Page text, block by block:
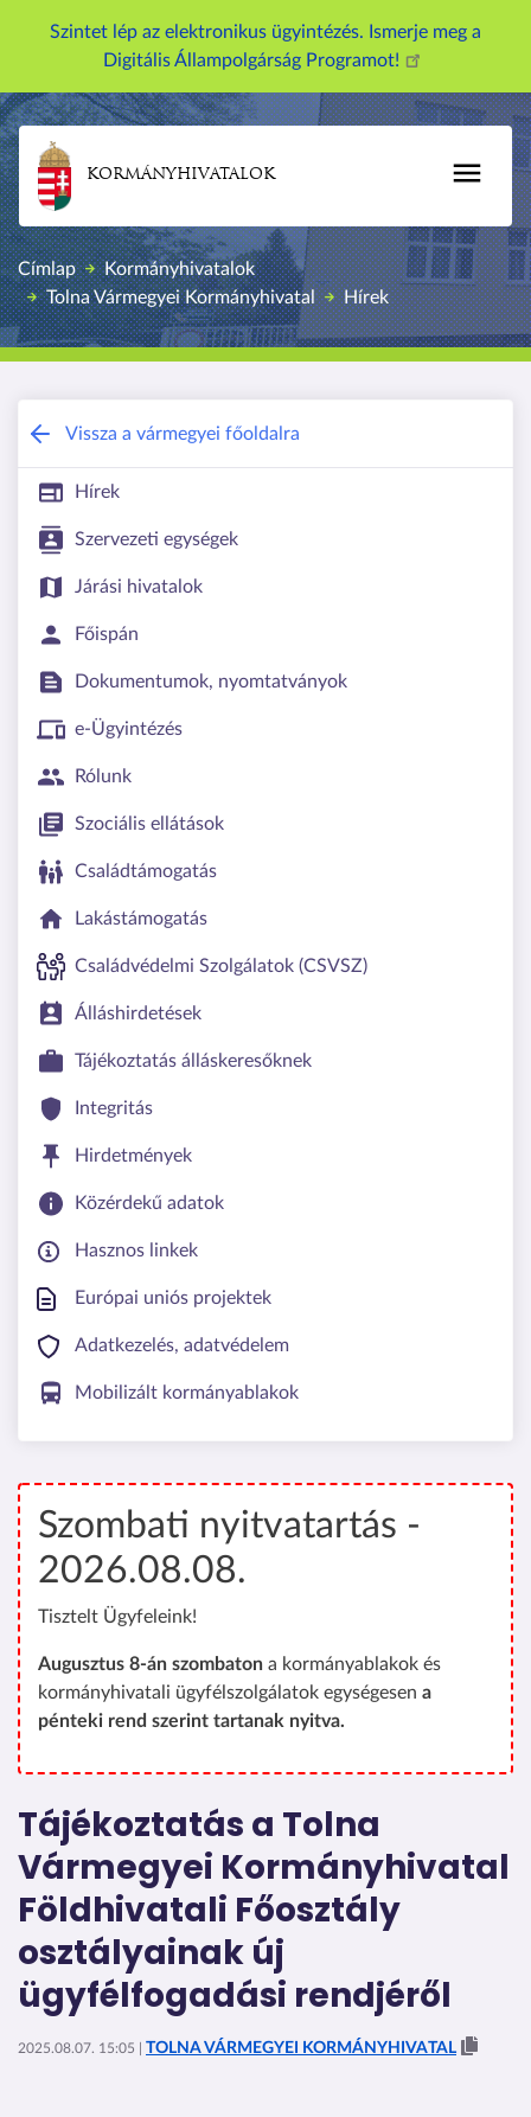
á
a
a
r
t
a
l
m
r
Szintet lép az elektronikus ügyintézés. Ismerje meg a
Digitális Állampolgárság Programot!
KORMÁNYHIVATALOK
Címlap
Kormányhivatalok
Tolna Vármegyei Kormányhivatal
Hírek
Tolna Vármegyei Kormányhivatal
Vissza a vármegyei főoldalra
Hírek
Szervezeti egységek
Járási hivatalok
Főispán
Dokumentumok, nyomtatványok
e-Ügyintézés
Rólunk
Szociális ellátások
Családtámogatás
Lakástámogatás
Családvédelmi Szolgálatok (CSVSZ)
Álláshirdetések
Tájékoztatás álláskeresőknek
Integritás
Hirdetmények
Közérdekű adatok
Hasznos linkek
Európai uniós projektek
Adatkezelés, adatvédelem
Mobilizált kormányablakok
Szombati nyitvatartás -
2026.08.08.
Tisztelt Ügyfeleink!
Augusztus 8-án szombaton a kormányablakok és
kormányhivatali ügyfélszolgálatok egységesen a
pénteki rend szerint tartanak nyitva.
Tájékoztatás a Tolna
Vármegyei Kormányhivatal
Földhivatali Főosztály
osztályainak új
ügyfélfogadási rendjéről
2025.08.07. 15:05 | TOLNA VÁRMEGYEI KORMÁNYHIVATAL